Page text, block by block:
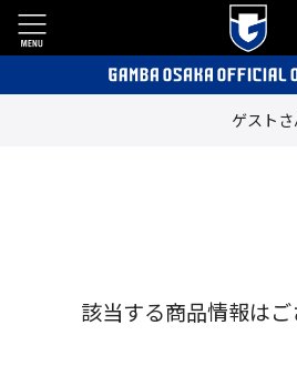
ゲスト
該当する商品情報はご